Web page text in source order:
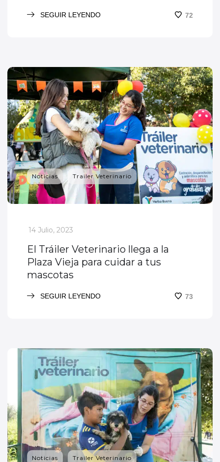
SEGUIR LEYENDO 72
Noticias Trailer Veterinario
_
14 Julio, 2023
El Tráiler Veterinario llega a la
Plaza Vieja para cuidar a tus
mascotas
SEGUIR LEYENDO 73
Noticias Trailer Veterinario